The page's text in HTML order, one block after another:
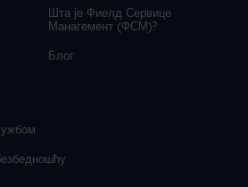
Шта је Фиелд Сервице
Манагемент (ФСМ)?
Блог